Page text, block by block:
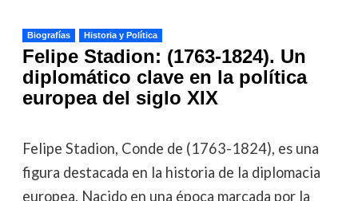
Biografías Historia y Política
Felipe Stadion: (1763-1824). Un
diplomático clave en la política
europea del siglo XIX
Felipe Stadion, Conde de (1763-1824), es una
figura destacada en la historia de la diplomacia
europea. Nacido en una época marcada por la